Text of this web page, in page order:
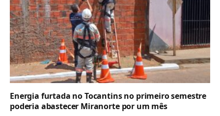
Energia furtada no Tocantins no primeiro semestre
poderia abastecer Miranorte por um mês